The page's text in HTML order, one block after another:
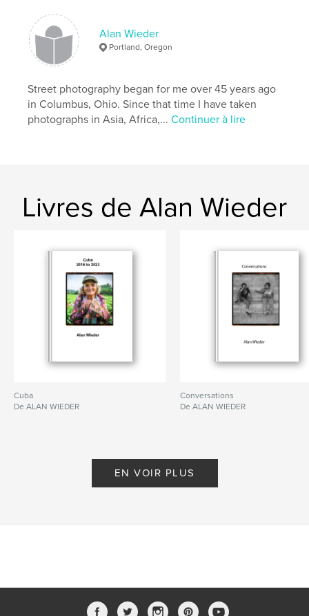
Alan Wieder
Portland, Oregon
Street photography began for me over 45 years ago
in Columbus, Ohio. Since that time I have taken
photographs in Asia, Africa,...Continuer à lire
Livres de Alan Wieder
Cuba
De ALAN WIEDER
Conversations
De ALAN WIEDER
EN VOIR PLUS